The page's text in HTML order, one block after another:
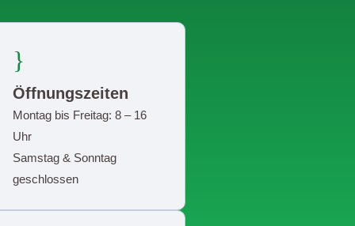
}
Öffnungszeiten
Montag bis Freitag: 8 – 16
Uhr
Samstag & Sonntag
geschlossen